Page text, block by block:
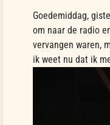
Goedemiddag,
om naar de radio
vervangen waren,
ik weet nu dat ik